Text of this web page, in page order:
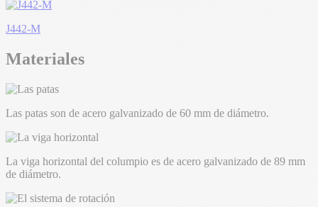
J442-M
Materiales
Las patas son de acero galvanizado de 60 mm de diámetro.
La viga horizontal del columpio es de acero galvanizado de 89 mm
de diámetro.